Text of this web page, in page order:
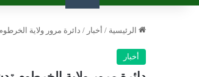
الرئيسية / أخبار / دائرة مرور ولاية
أخبار